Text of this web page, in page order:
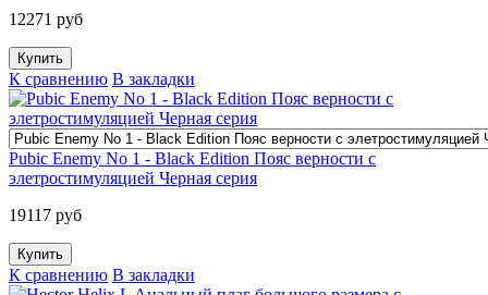
12271 руб
К сравнению В закладки
Pubic Enemy No 1 - Black Edition Пояс верности с
элетростимуляцией Черная серия
19117 руб
К сравнению В закладки